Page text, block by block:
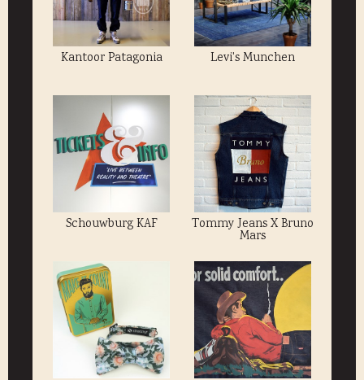
Kantoor Patagonia Levi's Munchen
Schouwburg KAF Tommy Jeans X Bruno
Mars